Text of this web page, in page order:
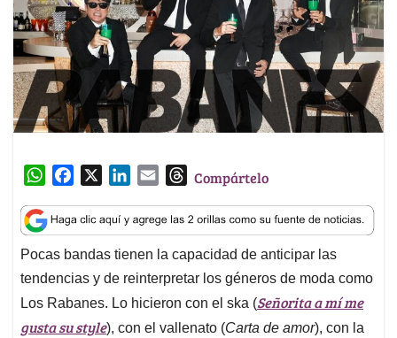
W
a
t
s
A
p
p
c
e
b
o
o
k
n
k
e
d
I
n
a
i
l
T
r
e
a
d
s
Compártelo
Pocas bandas tienen la capacidad de anticipar las
tendencias y de reinterpretar los géneros de moda como
Los Rabanes. Lo hicieron con el ska (Señorita a mí me
gusta su style), con el vallenato (Carta de amor), con la